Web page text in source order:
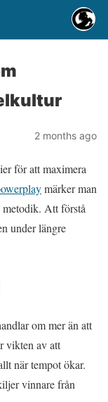
2 months ago
för att maximera
märker man
Att förstå
under längre
om mer än att
vikten av att
när tempot ökar.
vinnare från